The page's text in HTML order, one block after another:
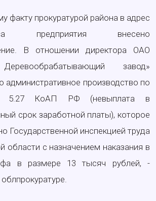
факту прокуратурой района в адрес
предприятия внесено
В отношении директора ОАО
завод»
административное производство по
КоАП РФ (невыплата в
срок заработной платы), которое
Государственной инспекцией труда
области с назначением наказания в
в размере 13 тысяч рублей, -